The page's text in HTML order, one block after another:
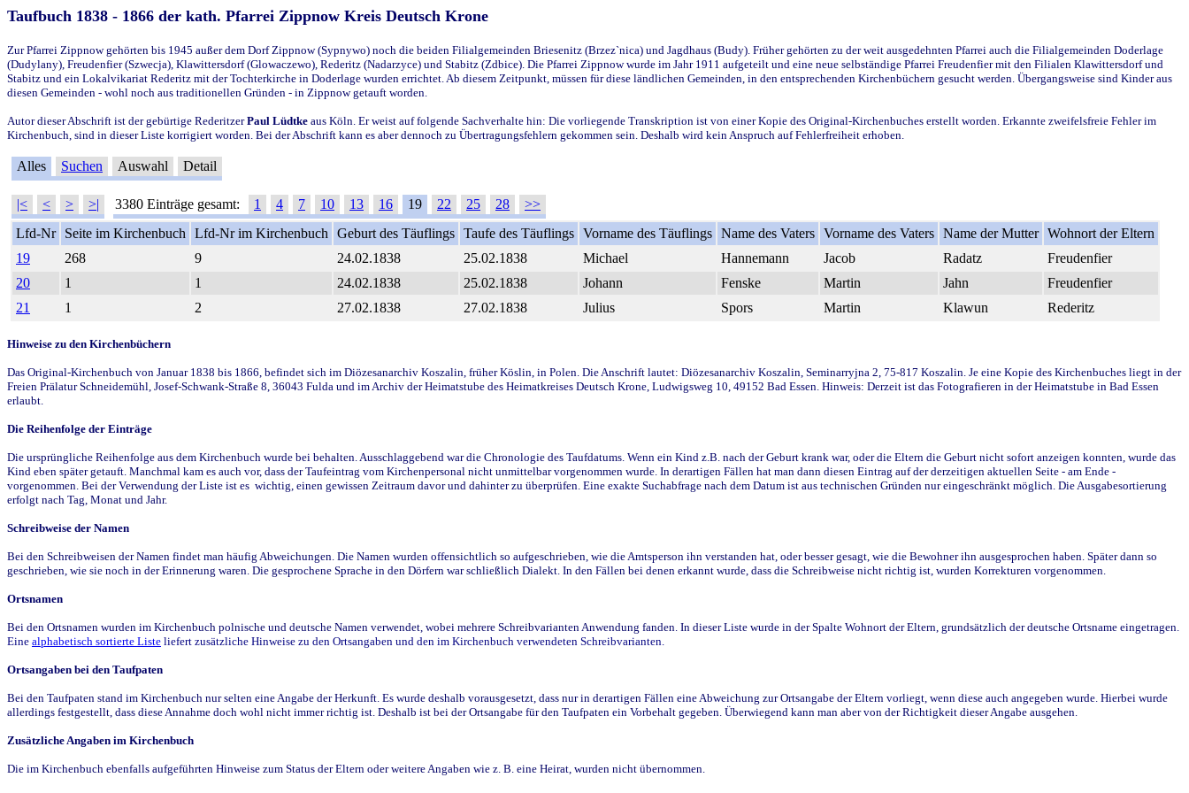
Taufbuch 1838 - 1866 der kath. Pfarrei Zippnow Kreis Deutsch Krone
Zur Pfarrei Zippnow gehörten bis 1945 außer dem Dorf Zippnow (Sypnywo) noch die beiden Filialgemeinden Briesenitz (Brzez`nica) und Jagdhaus (Budy). Früher gehörten zu der weit ausgedehnten Pfarrei auch die Filialgemeinden Doderlage
(Dudylany), Freudenfier (Szwecja), Klawittersdorf (Glowaczewo), Rederitz (Nadarzyce) und Stabitz (Zdbice). Die Pfarrei Zippnow wurde im Jahr 1911 aufgeteilt und eine neue selbständige Pfarrei Freudenfier mit den Filialen Klawittersdorf und
Stabitz und ein Lokalvikariat Rederitz mit der Tochterkirche in Doderlage wurden errichtet. Ab diesem Zeitpunkt, müssen für diese ländlichen Gemeinden, in den entsprechenden Kirchenbüchern gesucht werden. Übergangsweise sind Kinder aus
diesen Gemeinden - wohl noch aus traditionellen Gründen - in Zippnow getauft worden.
Autor dieser Abschrift ist der gebürtige RederitzerPaul Lüdtke aus Köln. Er weist auf folgende Sachverhalte hin: Die vorliegende Transkription ist von einer Kopie des Original-Kirchenbuches erstellt worden. Erkannte zweifelsfreie Fehler im
Kirchenbuch, sind in dieser Liste korrigiert worden. Bei der Abschrift kann es aber dennoch zu Übertragungsfehlern gekommen sein. Deshalb wird kein Anspruch auf Fehlerfreiheit erhoben.
Alles Suchen Auswahl Detail
|< < > >| 3380 Einträge gesamt: 1 4 7 10 13 16 19 22 25 28
>>
Lfd-Nr
Seite im Kirchenbuch Lfd-Nr im Kirchenbuch Geburt des Täuflings Taufe des Täuflings Vorname des Täuflings Name des Vaters Vorname des Vaters Name der Mutter Wohnort der Eltern
19
268 9 24.02.1838 25.02.1838 Michael Hannemann Jacob Radatz
Freudenfier
20
1 1 24.02.1838 25.02.1838 Johann Fenske Martin Jahn
Freudenfier
21
1 2 27.02.1838 27.02.1838 Julius Spors Martin Klawun Rederitz
Hinweise zu den Kirchenbüchern
Das Original-Kirchenbuch von Januar 1838 bis 1866, befindet sich im Diözesanarchiv Koszalin, früher Köslin, in Polen. Die Anschrift lautet: Diözesanarchiv Koszalin, Seminarryjna 2, 75-817 Koszalin. Je eine Kopie des Kirchenbuches liegt in der
Freien Prälatur Schneidemühl, Josef-Schwank-Straße 8, 36043 Fulda und im Archiv der Heimatstube des Heimatkreises Deutsch Krone, Ludwigsweg 10, 49152 Bad Essen. Hinweis: Derzeit ist das Fotografieren in der Heimatstube in Bad Essen
erlaubt.
Die Reihenfolge der Einträge
Die ursprüngliche Reihenfolge aus dem Kirchenbuch wurde bei behalten. Ausschlaggebend war die Chronologie des Taufdatums. Wenn ein Kind z.B. nach der Geburt krank war, oder die Eltern die Geburt nicht sofort anzeigen konnten, wurde das
Kind eben später getauft. Manchmal kam es auch vor, dass der Taufeintrag vom Kirchenpersonal nicht unmittelbar vorgenommen wurde. In derartigen Fällen hat man dann diesen Eintrag auf der derzeitigen aktuellen Seite - am Ende -
vorgenommen. Bei der Verwendung der Liste ist es wichtig, einen gewissen Zeitraum davor und dahinter zu überprüfen. Eine exakte Suchabfrage nach dem Datum ist aus technischen Gründen nur eingeschränkt möglich. Die Ausgabesortierung
erfolgt nach Tag, Monat und Jahr.
Schreibweise der Namen
Bei den Schreibweisen der Namen findet man häufig Abweichungen. Die Namen wurden offensichtlich so aufgeschrieben, wie die Amtsperson ihn verstanden hat, oder besser gesagt, wie die Bewohner ihn ausgesprochen haben. Später dann so
geschrieben, wie sie noch in der Erinnerung waren. Die gesprochene Sprache in den Dörfern war schließlich Dialekt. In den Fällen bei denen erkannt wurde, dass die Schreibweise nicht richtig ist, wurden Korrekturen vorgenommen.
Ortsnamen
Bei den Ortsnamen wurden im Kirchenbuch polnische und deutsche Namen verwendet, wobei mehrere Schreibvarianten Anwendung fanden. In dieser Liste wurde in der Spalte Wohnort der Eltern, grundsätzlich der deutsche Ortsname eingetragen.
Eine alphabetisch sortierte Liste liefert zusätzliche Hinweise zu den Ortsangaben und den im Kirchenbuch verwendeten Schreibvarianten.
Ortsangaben bei den Taufpaten
Bei den Taufpaten stand im Kirchenbuch nur selten eine Angabe der Herkunft. Es wurde deshalb vorausgesetzt, dass nur in derartigen Fällen eine Abweichung zur Ortsangabe der Eltern vorliegt, wenn diese auch angegeben wurde. Hierbei wurde
allerdings festgestellt, dass diese Annahme doch wohl nicht immer richtig ist. Deshalb ist bei der Ortsangabe für den Taufpaten ein Vorbehalt gegeben. Überwiegend kann man aber von der Richtigkeit dieser Angabe ausgehen.
Zusätzliche Angaben im Kirchenbuch
Die im Kirchenbuch ebenfalls aufgeführten Hinweise zum Status der Eltern oder weitere Angaben wie z. B. eine Heirat, wurden nicht übernommen.